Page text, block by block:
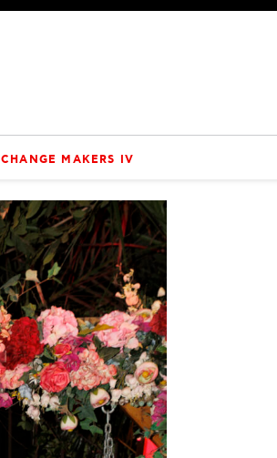
CHANGE MAKERS IV